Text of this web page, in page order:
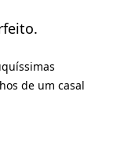
de um casal